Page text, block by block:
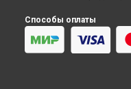
Способы оплаты